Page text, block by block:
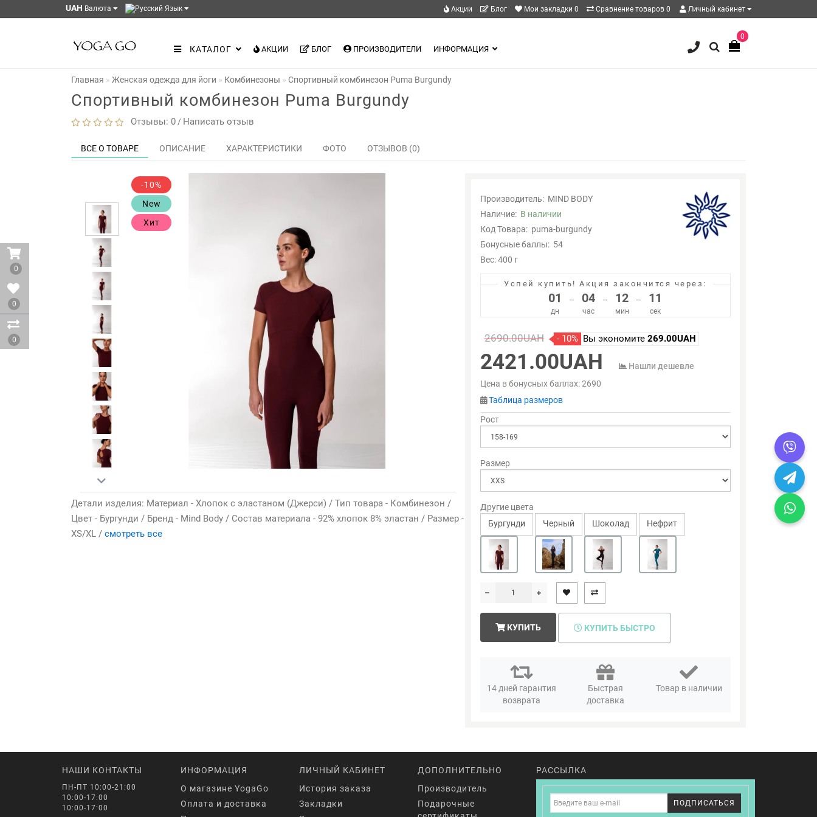
0
0
0
UAH Валюта Язык Акции Блог Мои закладки 0 Сравнение товаров 0 Личный кабинет
КАТАЛОГ АКЦИИ БЛОГ ПРОИЗВОДИТЕЛИ ИНФОРМАЦИЯ
0
Главная Женская одежда для йоги Комбинезоны Спортивный комбинезон Puma Burgundy
Спортивный комбинезон Puma Burgundy
Отзывы: 0 / Написать отзыв
ВСЕ О ТОВАРЕ ОПИСАНИЕ ХАРАКТЕРИСТИКИ ФОТО ОТЗЫВОВ (0)
-10%
New
Хит
Детали изделия: Материал - Хлопок с эластаном (Джерси) / Тип товара - Комбинезон /
Цвет - Бургунди / Бренд - Mind Body / Состав материала - 92% хлопок 8% эластан / Размер -
XS/XL / смотреть все
Производитель: MIND BODY
Наличие: В наличии
Код Товара: puma-burgundy
Бонусные баллы:54
Вес: 400 г
Успей купить! Акция закончится через:
01
дн
– 04
час
– 12
мин
– 11
сек
2690.00UAH - 10% Вы экономите 269.00UAH
2421.00UAH
Нашли дешевле
Цена в бонусных баллах:2690
Таблица размеров
Рост
Размер
Другие цвета
Бургунди
Черный Шоколад Нефрит
КУПИТЬ КУПИТЬ БЫСТРО
14 дней гарантия
возврата
Быстрая
доставка
Товар в наличии
НАШИ КОНТАКТЫ
ПН-ПТ 10:00-21:00
10:00-17:00
10:00-17:00
ИНФОРМАЦИЯ
О магазине YogaGo
Оплата и доставка
ЛИЧНЫЙ КАБИНЕТ
История заказа
Закладки
ДОПОЛНИТЕЛЬНО
Производитель
Подарочные
РАССЫЛКА
ПОДПИСАТЬСЯ